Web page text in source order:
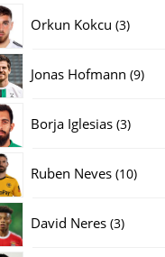
Orkun Kokcu 33
Jonas Hofmann 99
Borja Iglesias 33
Ruben Neves 1010
David Neres 33